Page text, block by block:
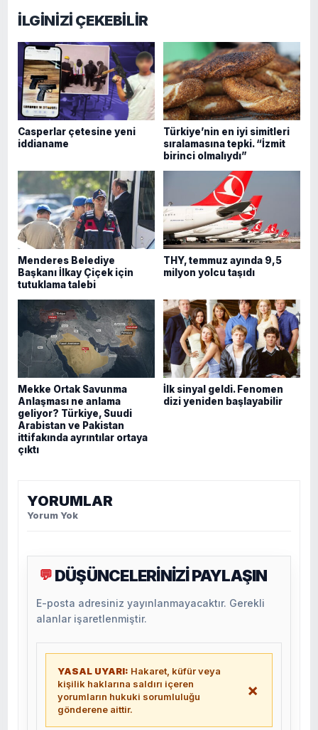
İLGİNİZİ ÇEKEBİLİR
Casperlar çetesine yeni
iddianame
Türkiye’nin en iyi simitleri
sıralamasına tepki. “İzmit
birinci olmalıydı”
Menderes Belediye
Başkanı İlkay Çiçek için
tutuklama talebi
THY, temmuz ayında 9,5
milyon yolcu taşıdı
Mekke Ortak Savunma
Anlaşması ne anlama
geliyor? Türkiye, Suudi
Arabistan ve Pakistan
ittifakında ayrıntılar ortaya
çıktı
İlk sinyal geldi. Fenomen
dizi yeniden başlayabilir
YORUMLAR
Yorum Yok
💬 DÜŞÜNCELERİNİZİ PAYLAŞIN
E-posta adresiniz yayınlanmayacaktır. Gerekli
alanlar işaretlenmiştir.
YASAL UYARI: Hakaret, küfür veya
kişilik haklarına saldırı içeren
yorumların hukuki sorumluluğu
gönderene aittir.
×